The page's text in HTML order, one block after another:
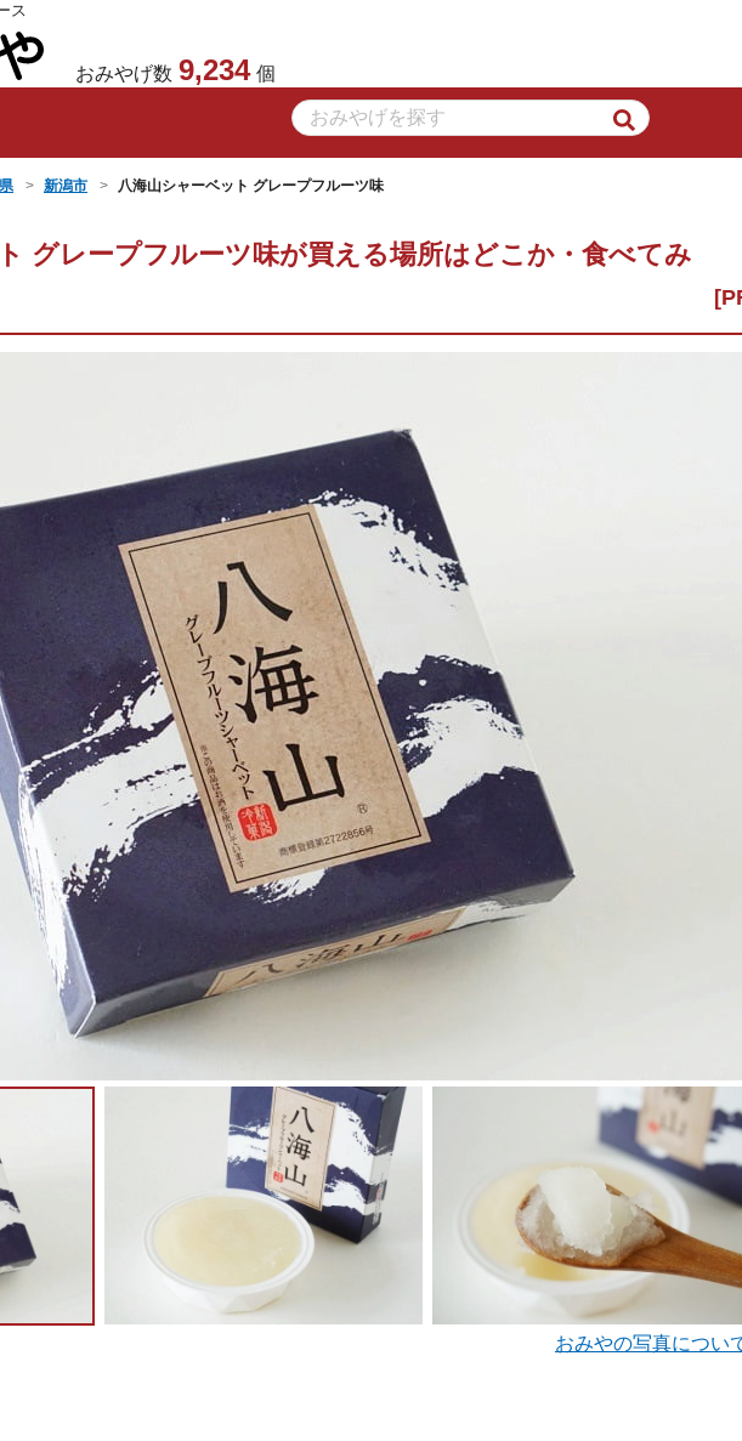
ス
おみやげ数 9,234 個
新潟市 八海山シャーベット グレープフルーツ味
グレープフルーツ味が買える場所はどこか・食べてみ
おみやの写真につい